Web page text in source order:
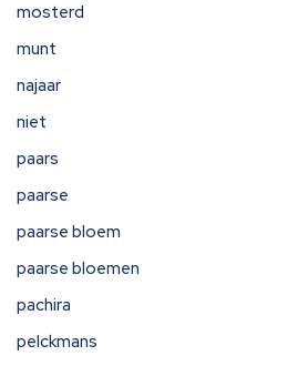
mosterd
munt
najaar
niet
paars
paarse
paarse bloem
paarse bloemen
pachira
pelckmans